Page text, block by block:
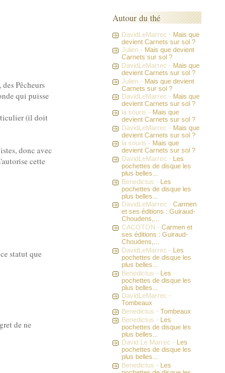
Pêcheurs
qui puisse
(il doit
donc avec
cette
statut que
de ne
Autour du thé
DavidLeMarrec - Mais que
devient Carnets sur sol ?
Julien - Mais que devient
Carnets sur sol ?
DavidLeMarrec - Mais que
devient Carnets sur sol ?
Julien - Mais que devient
Carnets sur sol ?
DavidLeMarrec - Mais que
devient Carnets sur sol ?
la souris - Mais que
devient Carnets sur sol ?
DavidLeMarrec - Mais que
devient Carnets sur sol ?
la souris - Mais que
devient Carnets sur sol ?
DavidLeMarrec - Les
pochettes de disque les
plus belles...
Benedictus - Les
pochettes de disque les
plus belles...
DavidLeMarrec -Carmen
et ses éditions : Guiraud-
Choudens,...
CACOTON -Carmen et
ses éditions : Guiraud-
Choudens,...
DavidLeMarrec - Les
pochettes de disque les
plus belles...
Benedictus - Les
pochettes de disque les
plus belles...
DavidLeMarrec -
Tombeaux
Benedictus -Tombeaux
Benedictus - Les
pochettes de disque les
plus belles...
David Le Marrec -
Les
pochettes de disque les
plus belles...
Benedictus - Les